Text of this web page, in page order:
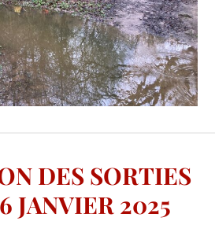
DES SORTIES
JANVIER 2025